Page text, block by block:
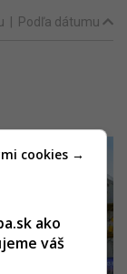
Podľa dátumu
ako
váš
cookies →